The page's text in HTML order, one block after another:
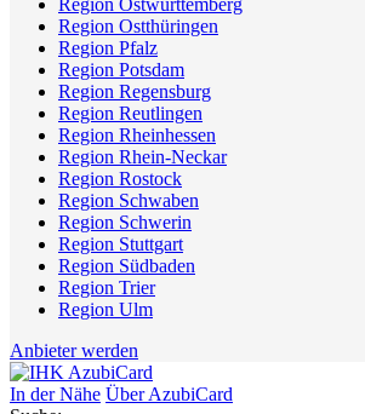
Region Ostwürttemberg
Region Ostthüringen
Region Pfalz
Region Potsdam
Region Regensburg
Region Reutlingen
Region Rheinhessen
Region Rhein-Neckar
Region Rostock
Region Schwaben
Region Schwerin
Region Stuttgart
Region Südbaden
Region Trier
Region Ulm
Anbieter werden
In der Nähe Über AzubiCard